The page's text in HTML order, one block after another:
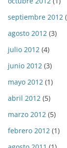
septiembre 2012
agosto 2012 (3)
julio 2012 (4)
junio 2012 (3)
mayo 2012 (1)
abril 2012 (5)
marzo 2012 (5)
febrero 2012 (1)